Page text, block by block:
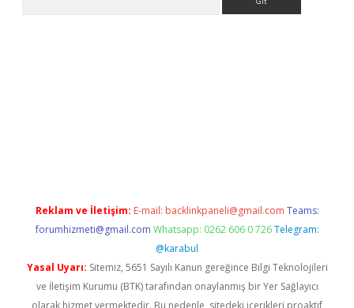
Reklam ve İletişim: E-mail: backlinkpaneli@gmail.com Teams:
forumhizmeti@gmail.com Whatsapp: 0262 606 0 726 Telegram:
@karabul
Yasal Uyarı: Sitemiz, 5651 Sayılı Kanun gereğince Bilgi Teknolojileri
ve İletişim Kurumu (BTK) tarafından onaylanmış bir Yer Sağlayıcı
olarak hizmet vermektedir. Bu nedenle, sitedeki içerikleri proaktif